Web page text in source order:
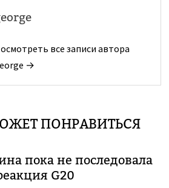
все записи автора
→
ПОНРАВИТЬСЯ
пока не последовала
G20